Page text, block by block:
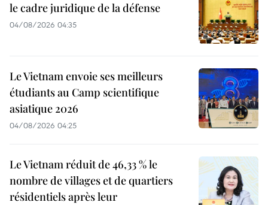
le cadre juridique de la défense
04/08/2026 04:35
Le Vietnam envoie ses meilleurs
étudiants au Camp scientifique
asiatique 2026
04/08/2026 04:25
Le Vietnam réduit de 46,33 % le
nombre de villages et de quartiers
résidentiels après leur